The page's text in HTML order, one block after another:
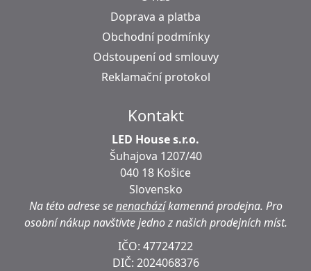
Doprava a platba
Obchodní podmínky
Odstoupení od smlouvy
Reklamační protokol
Kontakt
LED House s.r.o.
Šuhajova 1207/40
040 18 Košice
Slovensko
Na této adrese senenacházíkamenná prodejna. Pro
osobní nákup navštivte jedno z našich prodejních míst.
IČO: 47724722
DIČ: 2024068376